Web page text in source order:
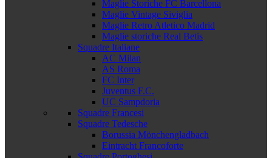
Maglie Storiche FC Barcellona
Maglie Vintage Siviglia
Maglie Retro Atletico Madrid
Maglie storiche Real Betis
Squadre Italiane
AC Milan
AS Roma
FC Inter
Juventus F.C.
UC Sampdoria
Squadre Francesi
Squadre Tedesche
Borussia Mönchengladbach
Eintracht Francoforte